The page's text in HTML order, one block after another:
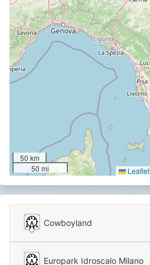
50 km
50 mi
Leaflet
Cowboyland
Europark Idroscalo Milano